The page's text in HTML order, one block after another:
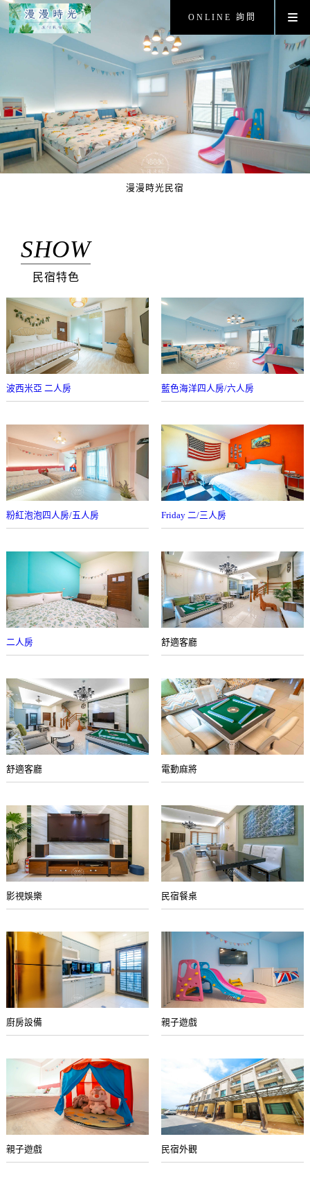
ONLINE 詢問
漫漫時光民宿
SHOW
民宿特色
波西米亞 二人房 藍色海洋四人房/六人房
粉紅泡泡四人房/五人房 Friday 二/三人房
二人房 舒適客廳
舒適客廳 電動麻將
影視娛樂 民宿餐桌
廚房設備 親子遊戲
親子遊戲 民宿外觀